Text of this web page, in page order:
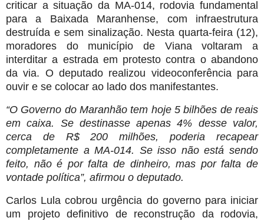
criticar a situação da MA-014, rodovia fundamental
para a Baixada Maranhense, com infraestrutura
destruída e sem sinalização. Nesta quarta-feira (12),
moradores do município de Viana voltaram a
interditar a estrada em protesto contra o abandono
da via. O deputado realizou videoconferência para
ouvir e se colocar ao lado dos manifestantes.
“O Governo do Maranhão tem hoje 5 bilhões de reais
em caixa. Se destinasse apenas 4% desse valor,
cerca de R$ 200 milhões, poderia recapear
completamente a MA-014. Se isso não está sendo
feito, não é por falta de dinheiro, mas por falta de
vontade política”, afirmou o deputado.
Carlos Lula cobrou urgência do governo para iniciar
um projeto definitivo de reconstrução da rodovia,